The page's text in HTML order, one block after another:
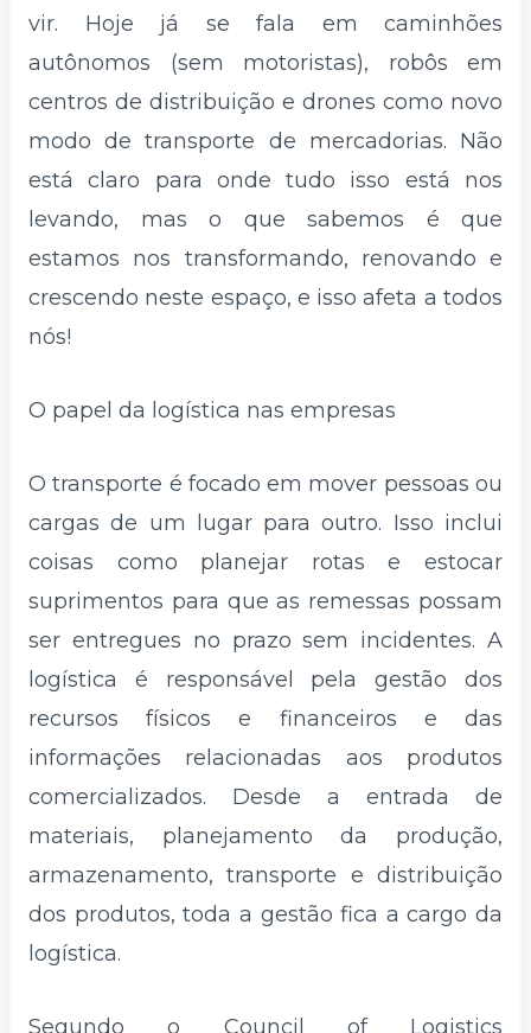
vir. Hoje já se fala em caminhões
autônomos (sem motoristas), robôs em
centros de distribuição e drones como novo
modo de transporte de mercadorias. Não
está claro para onde tudo isso está nos
levando, mas o que sabemos é que
estamos nos transformando, renovando e
crescendo neste espaço, e isso afeta a todos
nós!
O papel da logística nas empresas
O transporte é focado em mover pessoas ou
cargas de um lugar para outro. Isso inclui
coisas como planejar rotas e estocar
suprimentos para que as remessas possam
ser entregues no prazo sem incidentes. A
logística é responsável pela gestão dos
recursos físicos e financeiros e das
informações relacionadas aos produtos
comercializados. Desde a entrada de
materiais, planejamento da produção,
armazenamento, transporte e distribuição
dos produtos, toda a gestão fica a cargo da
logística.
Segundo o Council of Logistics